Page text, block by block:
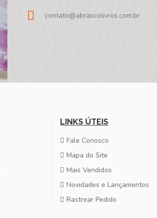
contato@abrascolivros.com.br
LINKS ÚTEIS
Fale Conosco
Mapa do Site
Mais Vendidos
Novidades e Lançamentos
Rastrear Pedido